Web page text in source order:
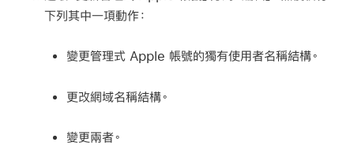
下列其中一項動作：
變更管理式 Apple 帳號的獨有使用者名稱結構。
更改網域名稱結構。
變更兩者。